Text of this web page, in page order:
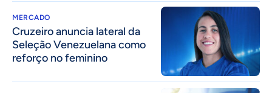
MERCADO
Cruzeiro anuncia lateral da
Seleção Venezuelana como
reforço no feminino